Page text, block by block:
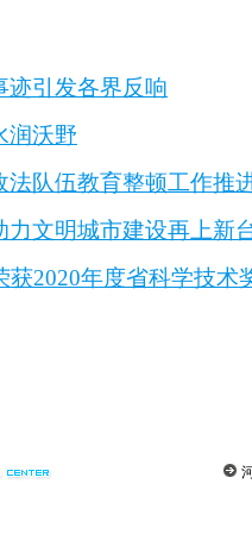
迹引发各界反响
润沃野
法队伍教育整顿工作推
力文明城市建设再上新
获2020年度省科学技术